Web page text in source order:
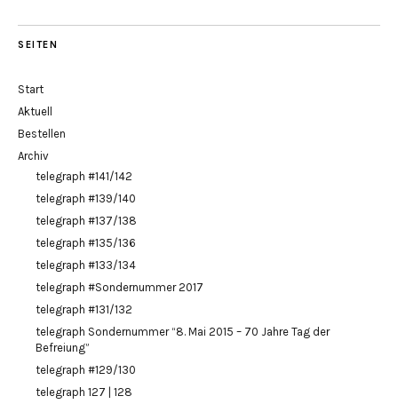
SEITEN
Start
Aktuell
Bestellen
Archiv
telegraph #141/142
telegraph #139/140
telegraph #137/138
telegraph #135/136
telegraph #133/134
telegraph #Sondernummer 2017
telegraph #131/132
telegraph Sondernummer “8. Mai 2015 – 70 Jahre Tag der
Befreiung”
telegraph #129/130
telegraph 127 | 128